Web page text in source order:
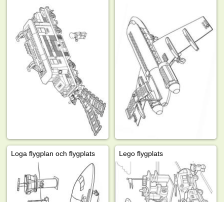
Loga flygplan och flygplats Lego flygplats